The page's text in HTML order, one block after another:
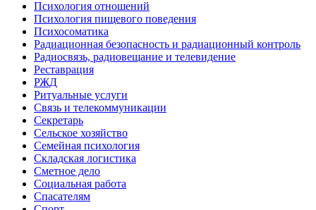
Психология отношений
Психология пищевого поведения
Психосоматика
Радиационная безопасность и радиационный контроль
Радиосвязь, радиовещание и телевидение
Реставрация
РЖД
Ритуальные услуги
Связь и телекоммуникации
Секретарь
Сельское хозяйство
Семейная психология
Складская логистика
Сметное дело
Социальная работа
Спасателям